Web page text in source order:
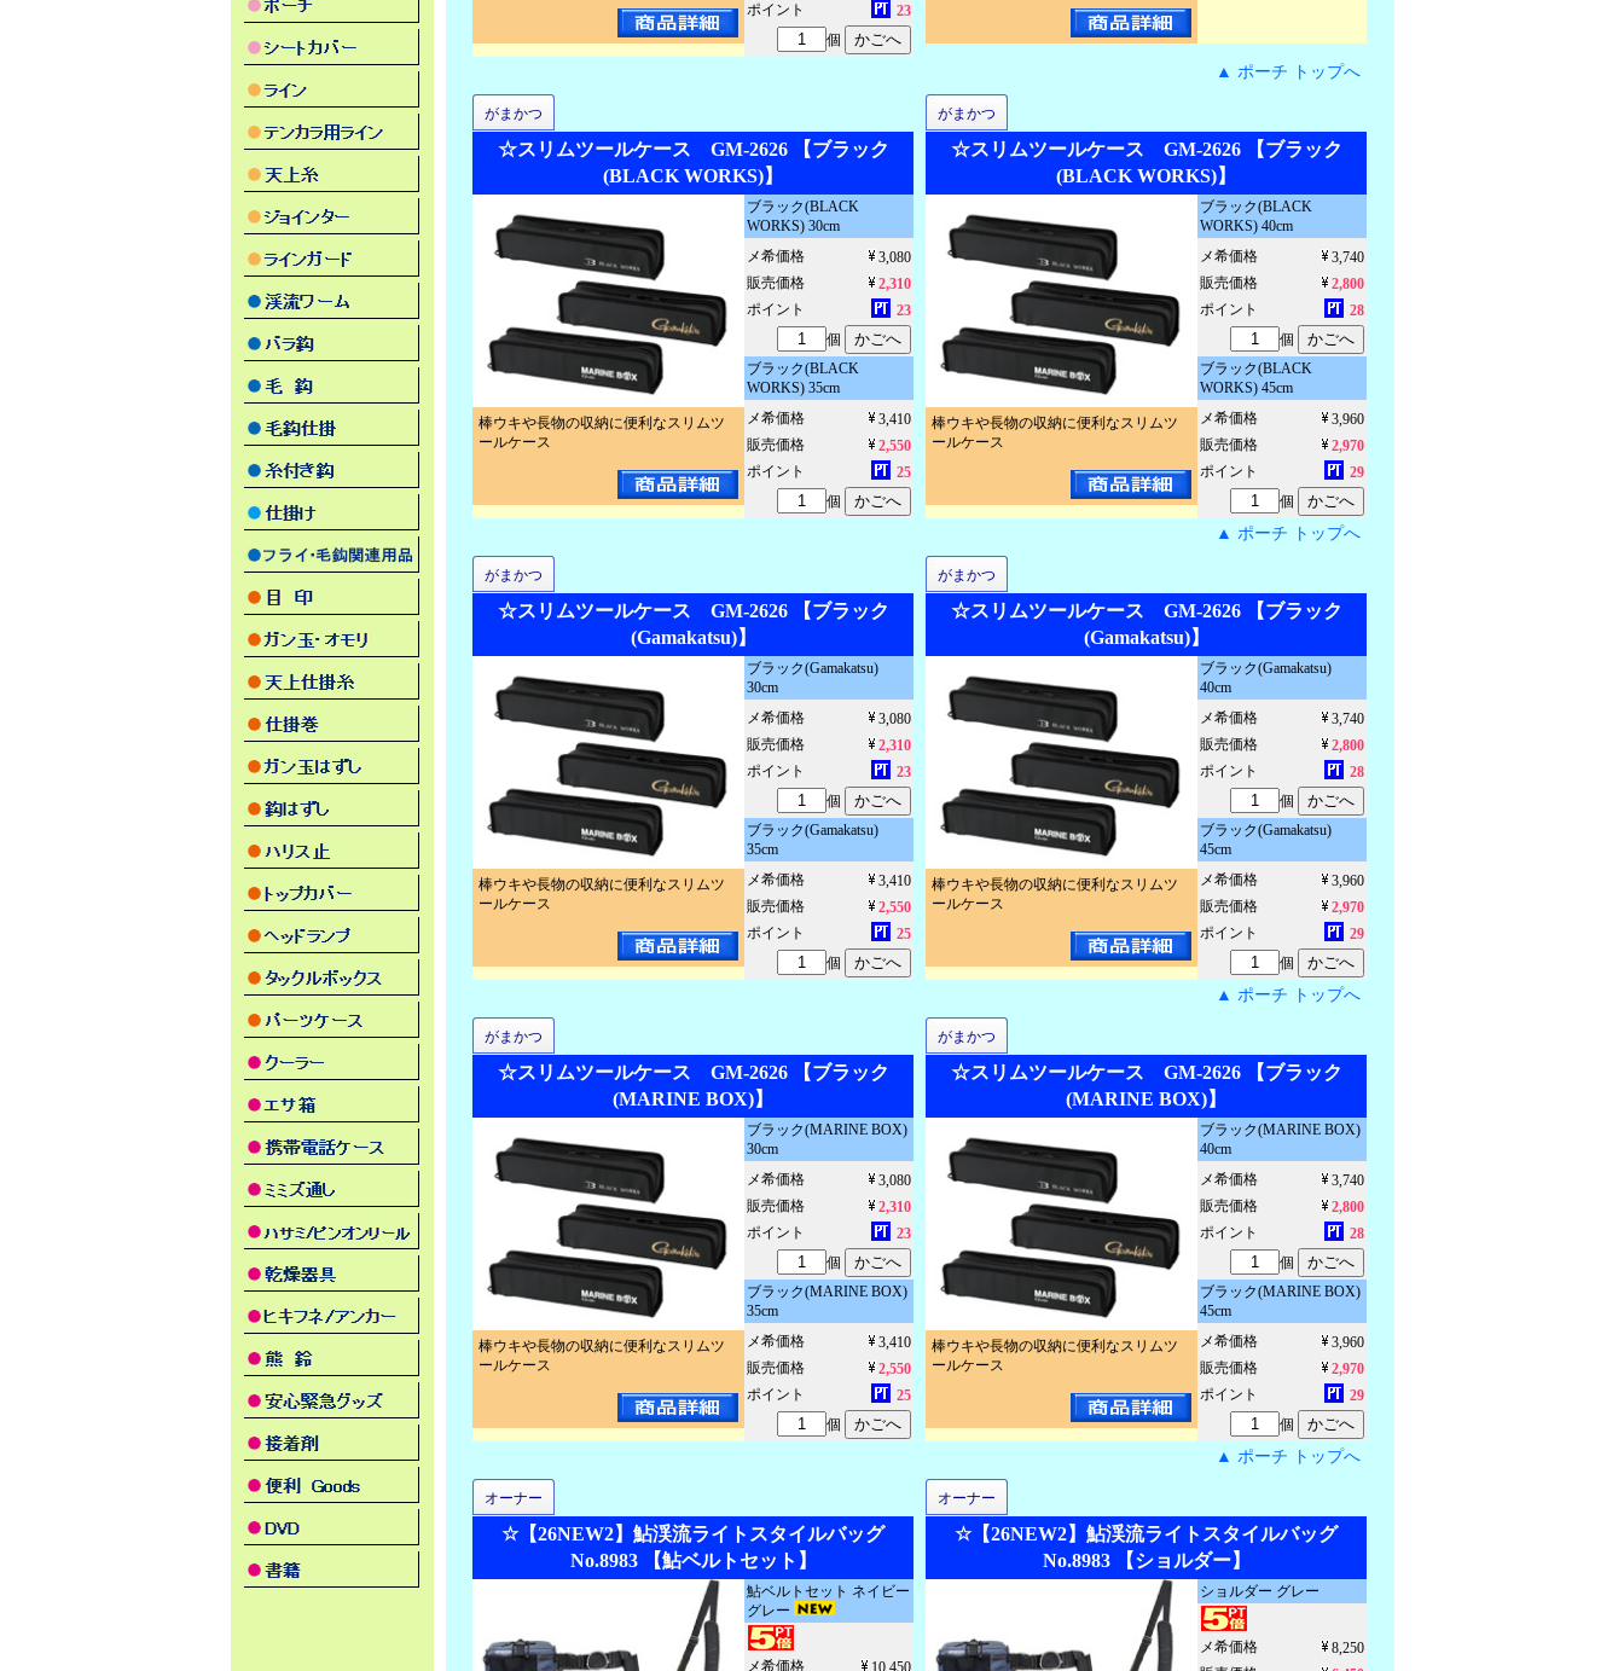
ポイント
23
個
▲ ポーチ トップへ
がまかつ
☆スリムツールケース GM-2626 【ブラック
(BLACK WORKS)】
棒ウキや長物の収納に便利なスリムツ
ールケース
ブラック(BLACK
WORKS) 30cm
メ希価格
3,080
販売価格
2,310
ポイント
23
個
ブラック(BLACK
WORKS) 35cm
メ希価格
3,410
販売価格
2,550
ポイント
25
個
がまかつ
☆スリムツールケース GM-2626 【ブラック
(BLACK WORKS)】
棒ウキや長物の収納に便利なスリムツ
ールケース
ブラック(BLACK
WORKS) 40cm
メ希価格
3,740
販売価格
2,800
ポイント
28
個
ブラック(BLACK
WORKS) 45cm
メ希価格
3,960
販売価格
2,970
ポイント
29
個
▲ ポーチ トップへ
がまかつ
☆スリムツールケース GM-2626 【ブラック
(Gamakatsu)】
棒ウキや長物の収納に便利なスリムツ
ールケース
ブラック(Gamakatsu)
30cm
メ希価格
3,080
販売価格
2,310
ポイント
23
個
ブラック(Gamakatsu)
35cm
メ希価格
3,410
販売価格
2,550
ポイント
25
個
がまかつ
☆スリムツールケース GM-2626 【ブラック
(Gamakatsu)】
棒ウキや長物の収納に便利なスリムツ
ールケース
ブラック(Gamakatsu)
40cm
メ希価格
3,740
販売価格
2,800
ポイント
28
個
ブラック(Gamakatsu)
45cm
メ希価格
3,960
販売価格
2,970
ポイント
29
個
▲ ポーチ トップへ
がまかつ
☆スリムツールケース GM-2626 【ブラック
(MARINE BOX)】
棒ウキや長物の収納に便利なスリムツ
ールケース
ブラック(MARINE BOX)
30cm
メ希価格
3,080
販売価格
2,310
ポイント
23
個
ブラック(MARINE BOX)
35cm
メ希価格
3,410
販売価格
2,550
ポイント
25
個
がまかつ
☆スリムツールケース GM-2626 【ブラック
(MARINE BOX)】
棒ウキや長物の収納に便利なスリムツ
ールケース
ブラック(MARINE BOX)
40cm
メ希価格
3,740
販売価格
2,800
ポイント
28
個
ブラック(MARINE BOX)
45cm
メ希価格
3,960
販売価格
2,970
ポイント
29
個
▲ ポーチ トップへ
オーナー
☆【26NEW2】鮎渓流ライトスタイルバッグ
No.8983 【鮎ベルトセット】
鮎ベルトセット ネイビー
グレー
メ希価格 10,450
オーナー
☆【26NEW2】鮎渓流ライトスタイルバッグ
No.8983 【ショルダー】
ショルダー グレー
メ希価格
8,250